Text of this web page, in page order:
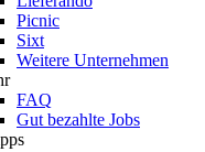
Picnic
Sixt
Weitere Unternehmen
FAQ
Gut bezahlte Jobs